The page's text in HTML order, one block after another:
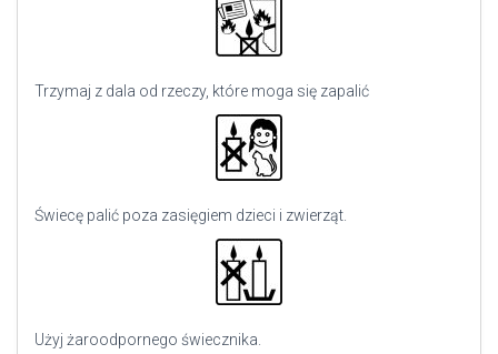
Trzymaj z dala od rzeczy, które moga się zapalić
Świecę palić poza zasięgiem dzieci i zwierząt.
Użyj żaroodpornego świecznika.